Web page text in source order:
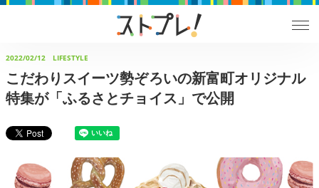
2022/02/12 LIFESTYLE
こだわりスイーツ勢ぞろいの新富町オリジナル
特集が「ふるさとチョイス」で公開